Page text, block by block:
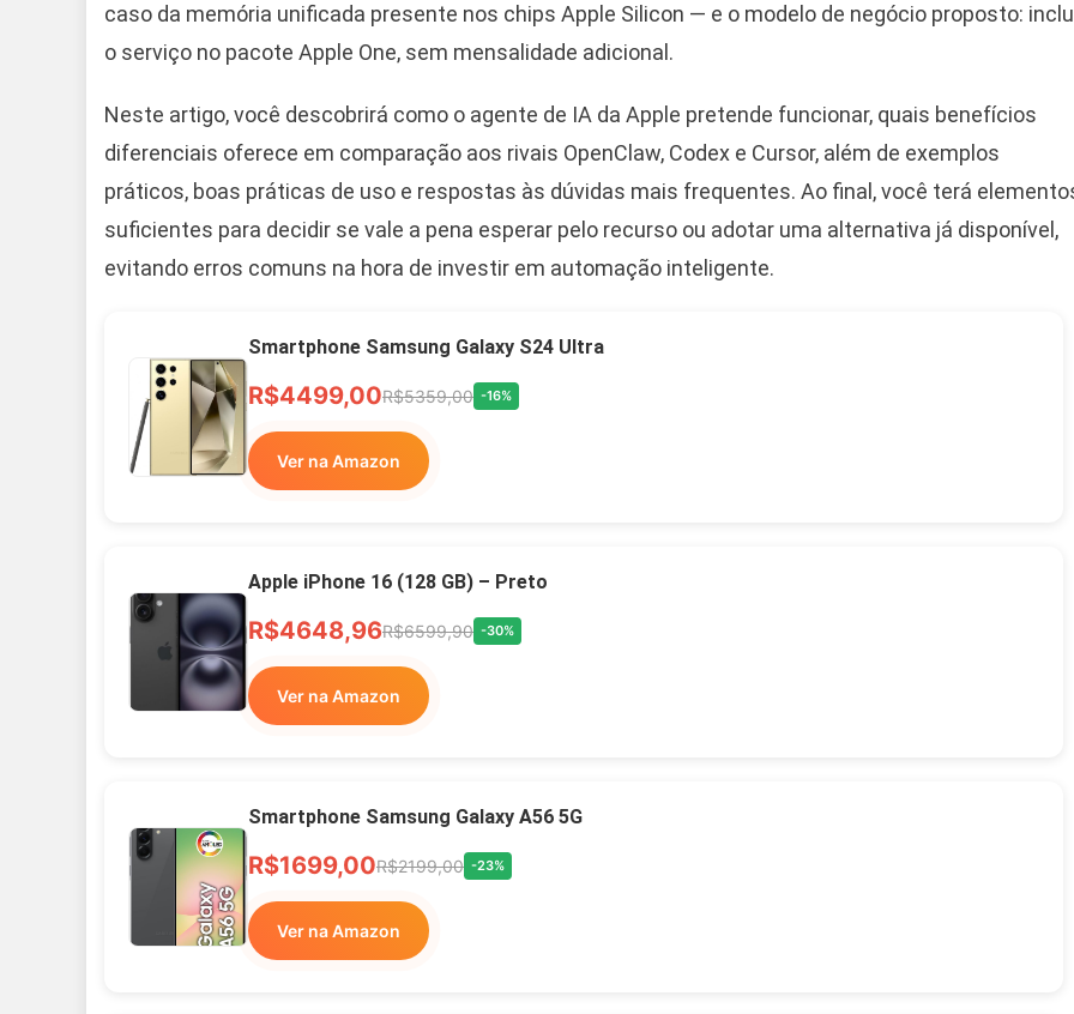
caso da memória unificada presente nos chips Apple Silicon — e o modelo de negócio proposto:
o serviço no pacote Apple One, sem mensalidade adicional.
Neste artigo, você descobrirá como o agente de IA da Apple pretende funcionar, quais benefícios
diferenciais oferece em comparação aos rivais OpenClaw, Codex e Cursor, além de exemplos
práticos, boas práticas de uso e respostas às dúvidas mais frequentes. Ao final, você terá
suficientes para decidir se vale a pena esperar pelo recurso ou adotar uma alternativa já disponível,
evitando erros comuns na hora de investir em automação inteligente.
Smartphone Samsung Galaxy S24 Ultra
R$4499,00R$5359,00 -16%
Ver na Amazon
Apple iPhone 16 (128 GB) – Preto
R$4648,96R$6599,90 -30%
Ver na Amazon
Smartphone Samsung Galaxy A56 5G
R$1699,00R$2199,00 -23%
Ver na Amazon